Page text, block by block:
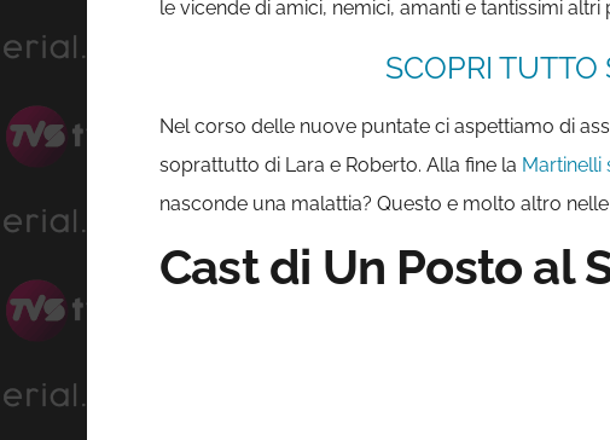
le vicende di amici, nemici, amanti e tantissimi
SCOPRI
Nel corso delle nuove puntate ci aspettiamo di
soprattutto di Lara e Roberto. Alla fine la Martinelli
nasconde una malattia? Questo e molto altro
Cast di Un Posto al